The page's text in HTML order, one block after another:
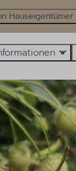
Hauseigentümer